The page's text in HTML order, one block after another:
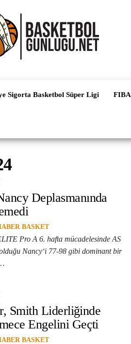
Haber
Süper Lig ve
Dünya
Sigorta Basketbol Süper Ligi FIBA
Deplasmanında
BASKET
Pro A 6. hafta mücadelesinde AS
Nancy‘i 77-98 gibi dominant bir
Smith Liderliğinde
Engelini Geçti
BASKET